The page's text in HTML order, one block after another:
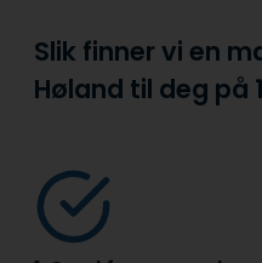
Slik finner vi en
Høland til deg på